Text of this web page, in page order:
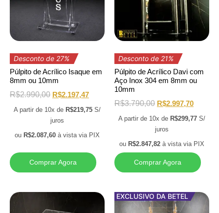
Desconto de 27%
Púlpito de Acrílico Isaque em
8mm ou 10mm
R$2.990,00 R$2.197,47
A partir de 10x de R$219,75 S/
juros
ou R$2.087,60 à vista via PIX
Comprar Agora
Desconto de 21%
Púlpito de Acrílico Davi com
Aço Inox 304 em 8mm ou
10mm
R$3.790,00 R$2.997,70
A partir de 10x de R$299,77 S/
juros
ou R$2.847,82 à vista via PIX
Comprar Agora
EXCLUSIVO DA BETEL